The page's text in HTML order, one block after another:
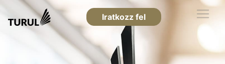
Iratkozz fel